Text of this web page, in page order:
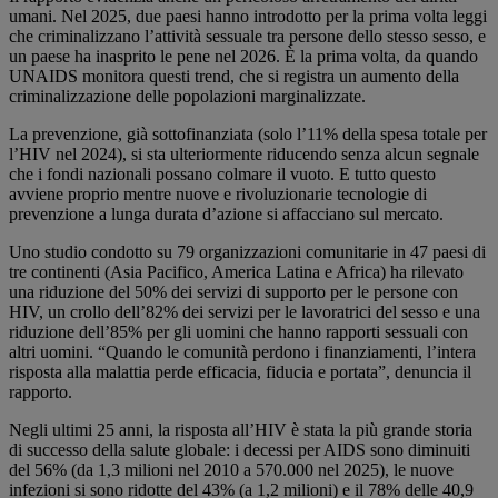
umani. Nel 2025, due paesi hanno introdotto per la prima volta leggi
che criminalizzano l’attività sessuale tra persone dello stesso sesso, e
un paese ha inasprito le pene nel 2026. È la prima volta, da quando
UNAIDS monitora questi trend, che si registra un aumento della
criminalizzazione delle popolazioni marginalizzate.
La prevenzione, già sottofinanziata (solo l’11% della spesa totale per
l’HIV nel 2024), si sta ulteriormente riducendo senza alcun segnale
che i fondi nazionali possano colmare il vuoto. E tutto questo
avviene proprio mentre nuove e rivoluzionarie tecnologie di
prevenzione a lunga durata d’azione si affacciano sul mercato.
Uno studio condotto su 79 organizzazioni comunitarie in 47 paesi di
tre continenti (Asia Pacifico, America Latina e Africa) ha rilevato
una riduzione del 50% dei servizi di supporto per le persone con
HIV, un crollo dell’82% dei servizi per le lavoratrici del sesso e una
riduzione dell’85% per gli uomini che hanno rapporti sessuali con
altri uomini. “Quando le comunità perdono i finanziamenti, l’intera
risposta alla malattia perde efficacia, fiducia e portata”, denuncia il
rapporto.
Negli ultimi 25 anni, la risposta all’HIV è stata la più grande storia
di successo della salute globale: i decessi per AIDS sono diminuiti
del 56% (da 1,3 milioni nel 2010 a 570.000 nel 2025), le nuove
infezioni si sono ridotte del 43% (a 1,2 milioni) e il 78% delle 40,9